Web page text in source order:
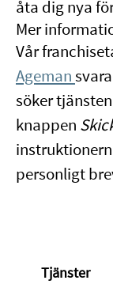
åta dig nya
Mer
Vår
Ageman
söker
knappen
personligt
Tjänster